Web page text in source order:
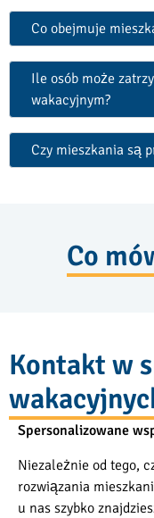
Co obejmuje
Ile osób może
wakacyjnym?
Czy mieszkania są
Co
Kontakt w
Spersonalizowane
Niezależnie od tego,
rozwiązania
u nas szybko